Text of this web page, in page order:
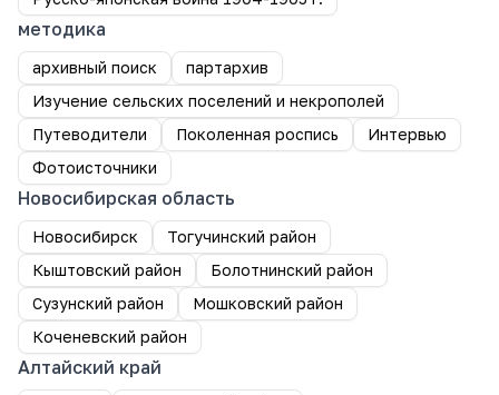
методика
архивный поиск
партархив
Изучение сельских поселений и некрополей
Путеводители
Поколенная роспись
Интервью
Фотоисточники
Новосибирская область
Новосибирск
Тогучинский район
Кыштовский район
Болотнинский район
Сузунский район
Мошковский район
Коченевский район
Алтайский край